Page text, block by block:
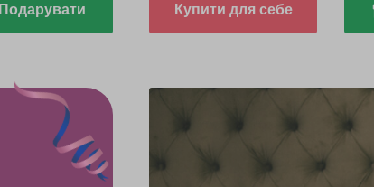
Подарувати Купити для себе